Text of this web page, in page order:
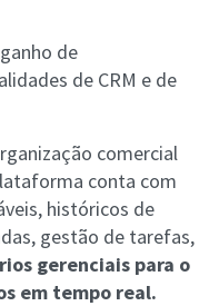
de
de CRM e de
comercial
conta com
históricos de
gestão de tarefas,
gerenciais para o
em tempo real.